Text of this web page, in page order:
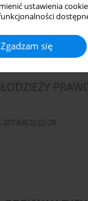
ustawienia
Zgadzam się
193
28